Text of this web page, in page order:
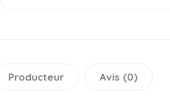
Producteur Avis (0)